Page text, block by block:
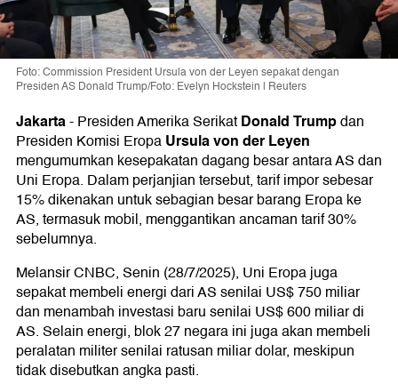
Foto: Commission President Ursula von der Leyen sepakat dengan
Presiden AS Donald Trump/Foto: Evelyn Hockstein | Reuters
Jakarta-Presiden Amerika SerikatDonald Trumpdan
Presiden Komisi EropaUrsula von der Leyen
mengumumkan kesepakatan dagang besar antara AS dan
Uni Eropa. Dalam perjanjian tersebut, tarif impor sebesar
15% dikenakan untuk sebagian besar barang Eropa ke
AS, termasuk mobil, menggantikan ancaman tarif 30%
sebelumnya.
Melansir CNBC, Senin (28/7/2025), Uni Eropa juga
sepakat membeli energi dari AS senilai US$ 750 miliar
dan menambah investasi baru senilai US$ 600 miliar di
AS. Selain energi, blok 27 negara ini juga akan membeli
peralatan militer senilai ratusan miliar dolar, meskipun
tidak disebutkan angka pasti.